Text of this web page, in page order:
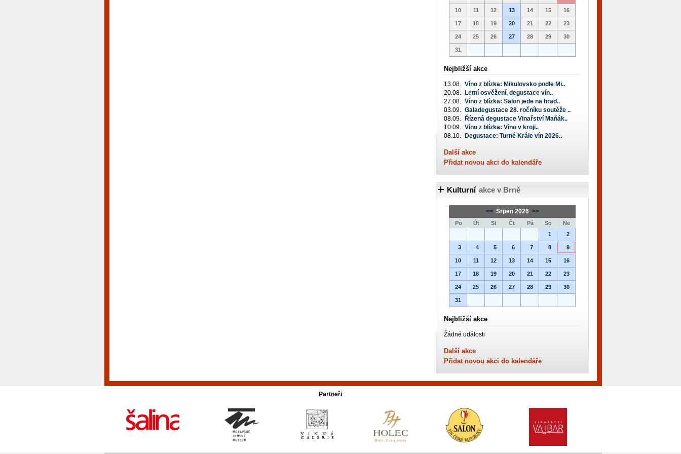
10 11 12 13 14 15 16
17 18 19 20 21 22 23
24 25 26 27 28 29 30
31
Nejbližší akce
13.08. Víno z blízka: Mikulovsko podle Mi..
20.08.
Letní osvěžení, degustace vín..
27.08. Víno z blízka: Salon jede na hrad..
03.09. Galadegustace 28. ročníku soutěže ..
08.09.
Řízená degustace Vinařství Maňák..
10.09. Víno z blízka: Víno v kroji..
08.10.
Degustace: Turné Krále vín 2026..
Další akce
Přidat novou akci do kalendáře
Kulturní akce v Brně
<< Srpen 2026 >>
Po Út St Čt Pá So
Ne
1
2
3 4 5 6 7 8 9
10 11 12 13 14 15 16
17 18 19 20 21 22 23
24 25 26 27 28 29 30
31
Nejbližší akce
Žádné události
Další akce
Přidat novou akci do kalendáře
Partneři